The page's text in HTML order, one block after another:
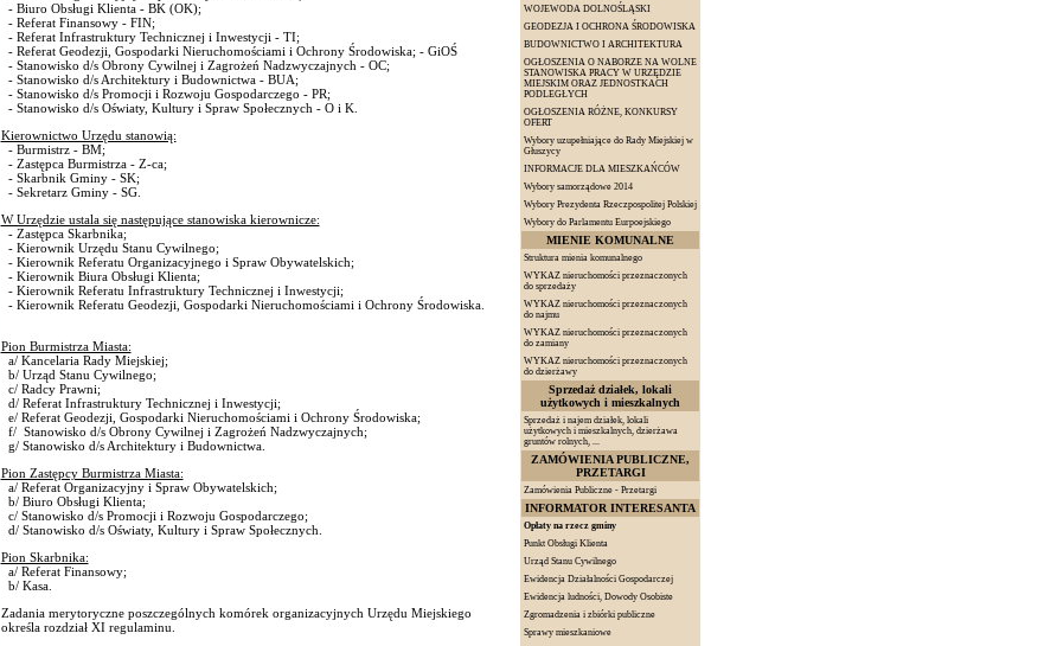
- Biuro Obsługi Klienta - BK (OK);
- Referat Finansowy - FIN;
- Referat Infrastruktury Technicznej i Inwestycji - TI;
- Referat Geodezji, Gospodarki Nieruchomościami i Ochrony Środowiska; - GiOŚ
- Stanowisko d/s Obrony Cywilnej i Zagrożeń Nadzwyczajnych - OC;
- Stanowisko d/s Architektury i Budownictwa - BUA;
- Stanowisko d/s Promocji i Rozwoju Gospodarczego - PR;
- Stanowisko d/s Oświaty, Kultury i Spraw Społecznych - O i K.
Kierownictwo Urzędu stanowią:
- Burmistrz - BM;
- Zastępca Burmistrza - Z-ca;
- Skarbnik Gminy - SK;
- Sekretarz Gminy - SG.
W Urzędzie ustala się następujące stanowiska kierownicze:
- Zastępca Skarbnika;
- Kierownik Urzędu Stanu Cywilnego;
- Kierownik Referatu Organizacyjnego i Spraw Obywatelskich;
- Kierownik Biura Obsługi Klienta;
- Kierownik Referatu Infrastruktury Technicznej i Inwestycji;
- Kierownik Referatu Geodezji, Gospodarki Nieruchomościami i Ochrony Środowiska.
Pion Burmistrza Miasta:
a/ Kancelaria Rady Miejskiej;
b/ Urząd Stanu Cywilnego;
c/ Radcy Prawni;
d/ Referat Infrastruktury Technicznej i Inwestycji;
e/ Referat Geodezji, Gospodarki Nieruchomościami i Ochrony Środowiska;
f/ Stanowisko d/s Obrony Cywilnej i Zagrożeń Nadzwyczajnych;
g/ Stanowisko d/s Architektury i Budownictwa.
Pion Zastępcy Burmistrza Miasta:
a/ Referat Organizacyjny i Spraw Obywatelskich;
b/ Biuro Obsługi Klienta;
c/ Stanowisko d/s Promocji i Rozwoju Gospodarczego;
d/ Stanowisko d/s Oświaty, Kultury i Spraw Społecznych.
Pion Skarbnika:
a/ Referat Finansowy;
b/ Kasa.
Zadania merytoryczne poszczególnych komórek organizacyjnych Urzędu Miejskiego
określa rozdział XI regulaminu.
WOJEWODA DOLNOŚLĄSKI
GEODEZJA I OCHRONA ŚRODOWISKA
BUDOWNICTWO I ARCHITEKTURA
OGŁOSZENIA O NABORZE NA WOLNE
STANOWISKA PRACY W URZĘDZIE
MIEJSKIM ORAZ JEDNOSTKACH
PODLEGŁYCH
OGŁOSZENIA RÓŻNE, KONKURSY
OFERT
Wybory uzupełniające do Rady Miejskiej w
Głuszycy
INFORMACJE DLA MIESZKAŃCÓW
Wybory samorządowe 2014
Wybory Prezydenta Rzeczpospolitej Polskiej
Wybory do Parlamentu Eurpoejskiego
MIENIE KOMUNALNE
Struktura mienia komunalnego
WYKAZ nieruchomości przeznaczonych
do sprzedaży
WYKAZ nieruchomości przeznaczonych
do najmu
WYKAZ nieruchomości przeznaczonych
do zamiany
WYKAZ nieruchomości przeznaczonych
do dzierżawy
Sprzedaż działek, lokali
użytkowych i mieszkalnych
Sprzedaż i najem działek, lokali
użytkowych i mieszkalnych, dzierżawa
gruntów rolnych, ...
ZAMÓWIENIA PUBLICZNE,
PRZETARGI
Zamówienia Publiczne - Przetargi
INFORMATOR INTERESANTA
Opłaty na rzecz gminy
Punkt Obsługi Klienta
Urząd Stanu Cywilnego
Ewidencja Działalności Gospodarczej
Ewidencja ludności, Dowody Osobiste
Zgromadzenia i zbiórki publiczne
Sprawy mieszkaniowe